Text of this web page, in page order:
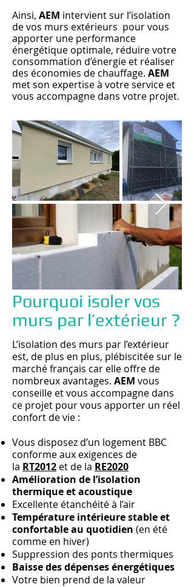
Ainsi, AEM intervient sur l’isolation
de vos murs extérieurs pour vous
apporter une performance
énergétique optimale, réduire votre
consommation d’énergie et réaliser
des économies de chauffage. AEM
met son expertise à votre service et
vous accompagne dans votre projet.
Pourquoi isoler vos
murs par l’extérieur ?
L’isolation des murs par l’extérieur
est, de plus en plus, plébiscitée sur le
marché français car elle offre de
nombreux avantages. AEM vous
conseille et vous accompagne dans
ce projet pour vous apporter un réel
confort de vie :
Vous disposez d’un logement BBC
conforme aux exigences de
la RT2012 et de la RE2020
Amélioration de l’isolation
thermique et acoustique
Excellente étanchéité à l’air
Température intérieure stable et
confortable au quotidien (en été
comme en hiver)
Suppression des ponts thermiques
Baisse des dépenses énergétiques
Votre bien prend de la valeur